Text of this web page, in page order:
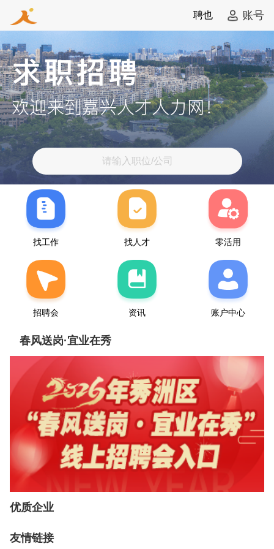
聘也 账号
请输入职位/公司
找工作 找人才 零活用
招聘会 资讯 账户中心
春风送岗·宜业在秀
优质企业
友情链接